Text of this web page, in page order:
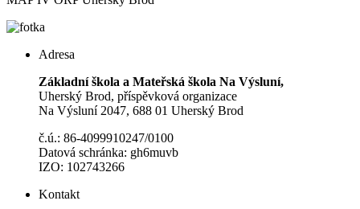
Adresa
Základní škola a Mateřská škola Na Výsluní,
Uherský Brod, příspěvková organizace
Na Výsluní 2047, 688 01 Uherský Brod
č.ú.: 86-4099910247/0100
Datová schránka: gh6muvb
IZO: 102743266
Kontakt